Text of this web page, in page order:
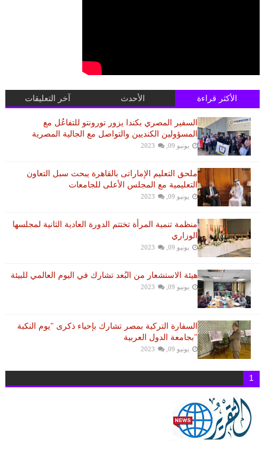
الأكثر قراءة الأحدث آخر التعليقات
السفير المصري بكندا يزور تورونتو للتفاعُل مع
المسؤولين الكنديين والتواصل مع الجالية المصرية
يونيو 09, 2023
ملحق التعليم الإماراتى بالقاهرة يبحث سبل التعاون
التعليمية مع المجلس الأعلى للجامعات
يونيو 09, 2023
منظمة تنمية المرأة تختتم الدورة العادية الثانية لمجلسها
الوزاري
يونيو 09, 2023
هيئة الاستشعار من البُعد تشارك في اليوم العالمي للبيئة
يونيو 09, 2023
السفارة التركية بمصر تشارك بإحياء ذكرى "يوم النكبة
"بجامعة الدول العربية
يونيو 09, 2023
1